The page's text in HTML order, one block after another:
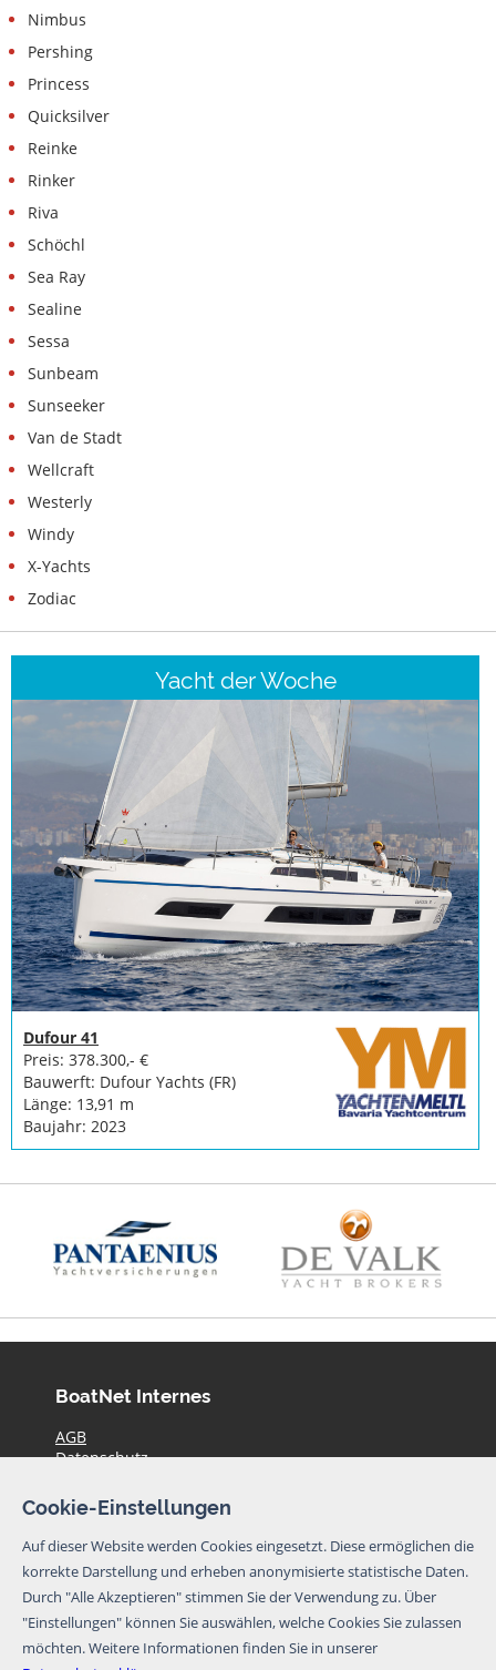
Nimbus
Pershing
Princess
Quicksilver
Reinke
Rinker
Riva
Schöchl
Sea Ray
Sealine
Sessa
Sunbeam
Sunseeker
Van de Stadt
Wellcraft
Westerly
Windy
X-Yachts
Zodiac
Yacht der Woche
Dufour 41
Preis: 378.300,- €
Bauwerft: Dufour Yachts (FR)
Länge: 13,91 m
Baujahr: 2023
BoatNet Internes
AGB
Datenschutz
Impressum
Preise
Kontakt
Aktuelle Yachtangebote
© BoatNet 1996-2026
Newsletter
Cookie-Einstellungen
Auf dieser Website werden Cookies eingesetzt. Diese ermöglichen die
korrekte Darstellung und erheben anonymisierte statistische Daten.
Durch "Alle Akzeptieren" stimmen Sie der Verwendung zu. Über
"Einstellungen" können Sie auswählen, welche Cookies Sie zulassen
möchten.Weitere Informationen finden Sie in unserer